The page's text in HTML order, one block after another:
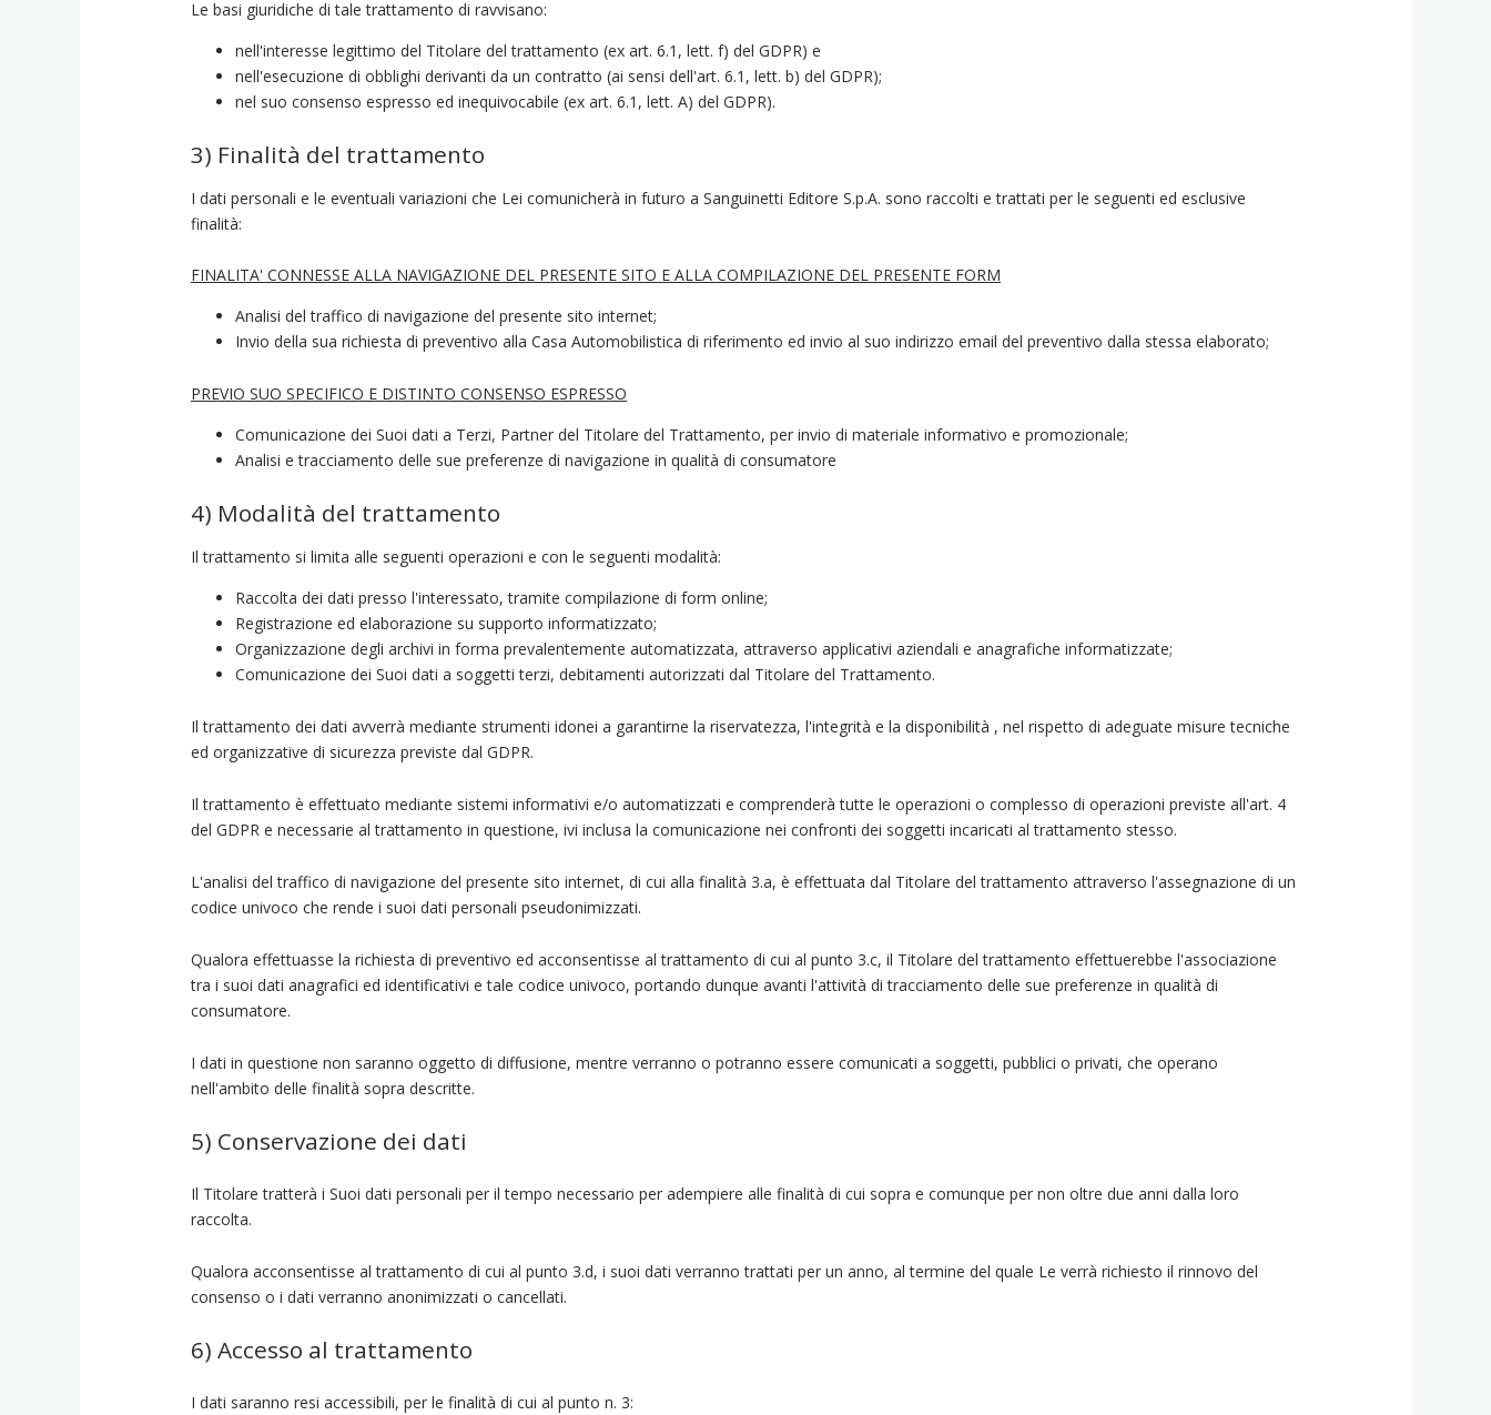
Le basi giuridiche di tale trattamento di ravvisano:
nell'interesse legittimo del Titolare del trattamento (ex art. 6.1, lett. f) del GDPR) e
nell'esecuzione di obblighi derivanti da un contratto (ai sensi dell'art. 6.1, lett. b) del GDPR);
nel suo consenso espresso ed inequivocabile (ex art. 6.1, lett. A) del GDPR).
3) Finalità del trattamento
I dati personali e le eventuali variazioni che Lei comunicherà in futuro a Sanguinetti Editore S.p.A. sono raccolti e trattati per le seguenti ed esclusive
finalità:
FINALITA' CONNESSE ALLA NAVIGAZIONE DEL PRESENTE SITO E ALLA COMPILAZIONE DEL PRESENTE FORM
Analisi del traffico di navigazione del presente sito internet;
Invio della sua richiesta di preventivo alla Casa Automobilistica di riferimento ed invio al suo indirizzo email del preventivo dalla stessa elaborato;
PREVIO SUO SPECIFICO E DISTINTO CONSENSO ESPRESSO
Comunicazione dei Suoi dati a Terzi, Partner del Titolare del Trattamento, per invio di materiale informativo e promozionale;
Analisi e tracciamento delle sue preferenze di navigazione in qualità di consumatore
4) Modalità del trattamento
Il trattamento si limita alle seguenti operazioni e con le seguenti modalità:
Raccolta dei dati presso l'interessato, tramite compilazione di form online;
Registrazione ed elaborazione su supporto informatizzato;
Organizzazione degli archivi in forma prevalentemente automatizzata, attraverso applicativi aziendali e anagrafiche informatizzate;
Comunicazione dei Suoi dati a soggetti terzi, debitamenti autorizzati dal Titolare del Trattamento.
Il trattamento dei dati avverrà mediante strumenti idonei a garantirne la riservatezza, l'integrità e la disponibilità , nel rispetto di adeguate misure tecniche
ed organizzative di sicurezza previste dal GDPR.
Il trattamento è effettuato mediante sistemi informativi e/o automatizzati e comprenderà tutte le operazioni o complesso di operazioni previste all'art. 4
del GDPR e necessarie al trattamento in questione, ivi inclusa la comunicazione nei confronti dei soggetti incaricati al trattamento stesso.
L'analisi del traffico di navigazione del presente sito internet, di cui alla finalità 3.a, è effettuata dal Titolare del trattamento attraverso l'assegnazione di un
codice univoco che rende i suoi dati personali pseudonimizzati.
Qualora effettuasse la richiesta di preventivo ed acconsentisse al trattamento di cui al punto 3.c, il Titolare del trattamento effettuerebbe l'associazione
tra i suoi dati anagrafici ed identificativi e tale codice univoco, portando dunque avanti l'attività di tracciamento delle sue preferenze in qualità di
consumatore.
I dati in questione non saranno oggetto di diffusione, mentre verranno o potranno essere comunicati a soggetti, pubblici o privati, che operano
nell'ambito delle finalità sopra descritte.
5) Conservazione dei dati
Il Titolare tratterà i Suoi dati personali per il tempo necessario per adempiere alle finalità di cui sopra e comunque per non oltre due anni dalla loro
raccolta.
Qualora acconsentisse al trattamento di cui al punto 3.d, i suoi dati verranno trattati per un anno, al termine del quale Le verrà richiesto il rinnovo del
consenso o i dati verranno anonimizzati o cancellati.
6) Accesso al trattamento
I dati saranno resi accessibili, per le finalità di cui al punto n. 3: